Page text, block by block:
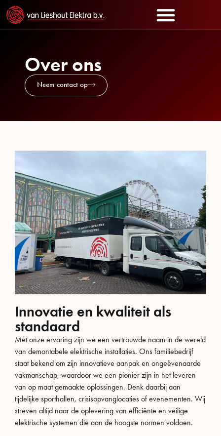
Over ons
Neem contact op
Innovatie en kwaliteit als
standaard
Met onze ervaring zijn we een vertrouwde naam in de wereld
van demontabele elektrische installaties. Ons familiebedrijf
staat bekend om zijn innovatieve aanpak en ongeëvenaarde
vakmanschap, waardoor we een pionier zijn in het leveren
van op maat gemaakte oplossingen. Denk daarbij aan
tijdelijke sporthallen, crisisopvanglocaties of evenementen. Wij
streven altijd naar de oplevering van efficiënte en veilige
elektrische systemen die aan de hoogste normen voldoen.